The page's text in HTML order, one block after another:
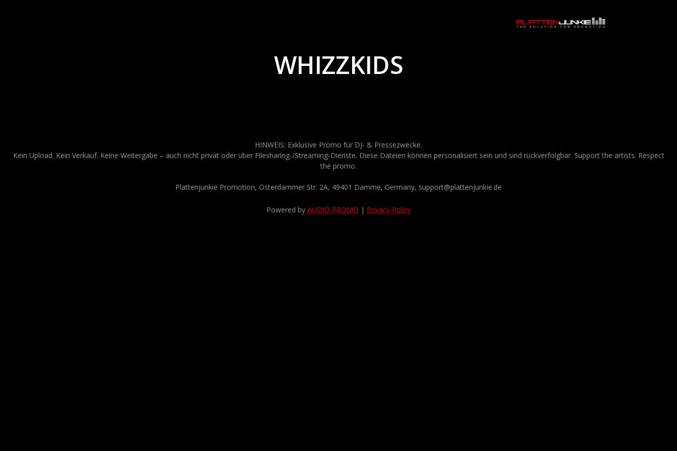
WHIZZKIDS
HINWEIS: Exklusive Promo für DJ- & Pressezwecke.
Kein Upload. Kein Verkauf. Keine Weitergabe – auch nicht privat oder über Filesharing-/Streaming-Dienste. Diese Dateien können personalisiert sein und sind rückverfolgbar. Support the artists. Respect
the promo.
Plattenjunkie Promotion, Osterdammer Str. 2A, 49401 Damme, Germany, support@plattenjunkie.de
Powered by AUDIO PROMO | Privacy Policy